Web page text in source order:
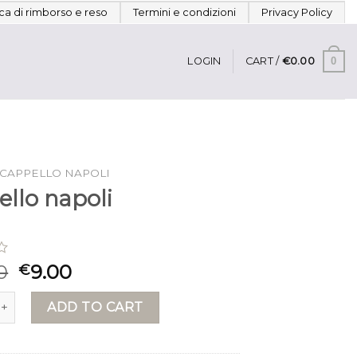
di rimborso e reso Termini e condizioni Privacy Policy
LOGIN CART / €0.00 0
CAPPELLO NAPOLI
napoli
€9.00
quantity
ADD TO CART